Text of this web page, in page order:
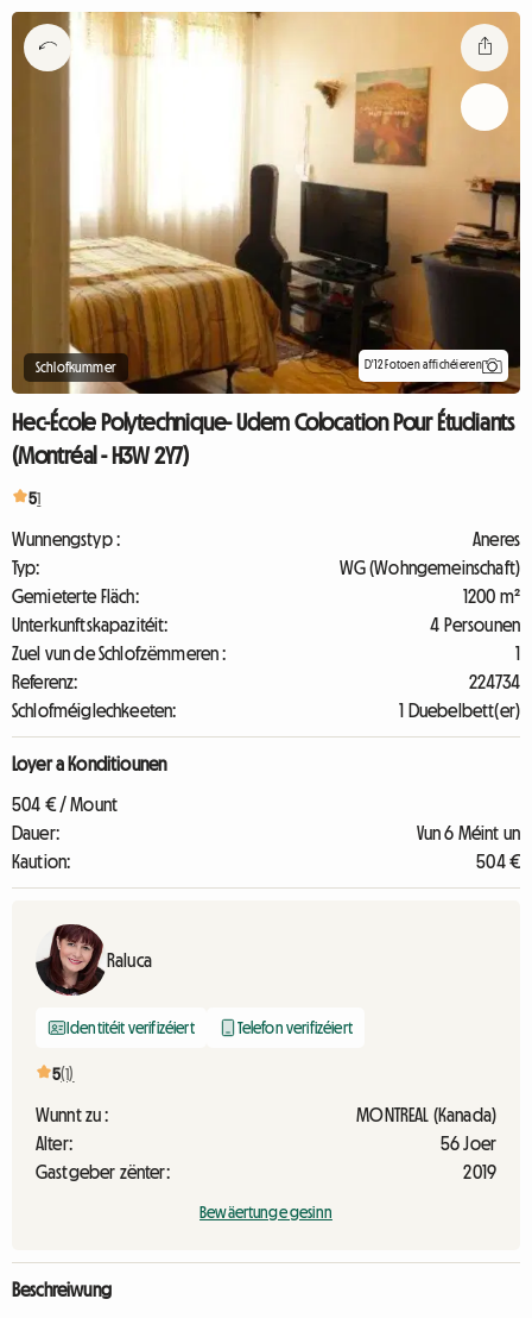
Schlofkummer D'12 Fotoen affichéieren
Hec-École Polytechnique- Udem Colocation Pour Étudiants
(Montréal - H3W 2Y7)
51
Wunnengstyp :
Aneres
Typ:
WG (Wohngemeinschaft)
Gemieterte Fläch:
1200 m²
Unterkunftskapazitéit:
4 Persounen
Zuel vun de Schlofzëmmeren :
1
Referenz:
224734
Schlofméiglechkeeten:
1 Duebelbett(er)
Loyer a Konditiounen
504 € / Mount
Dauer:
Vun 6 Méint un
Kaution:
504 €
Raluca
Identitéit verifizéiert Telefon verifizéiert
5(1)
Wunnt zu :
MONTREAL (Kanada)
Alter:
56 Joer
Gastgeber zënter:
2019
Bewäertunge gesinn
Beschreiwung